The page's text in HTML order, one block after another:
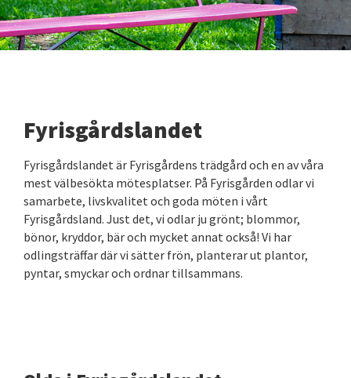
Fyrisgårdslandet
Fyrisgårdslandet är Fyrisgårdens trädgård och en av våra
mest välbesökta mötesplatser. På Fyrisgården odlar vi
samarbete, livskvalitet och goda möten i vårt
Fyrisgårdsland. Just det, vi odlar ju grönt; blommor,
bönor, kryddor, bär och mycket annat också! Vi har
odlingsträffar där vi sätter frön, planterar ut plantor,
pyntar, smyckar och ordnar tillsammans.